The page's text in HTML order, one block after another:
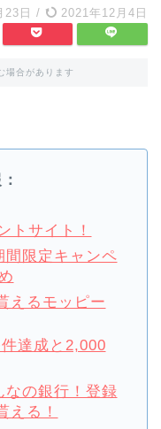
23日 / 2021年12月4日
場合があります
トサイト！
間限定キャンペ
えるモッピー
達成と2,000
なの銀行！登録
える！